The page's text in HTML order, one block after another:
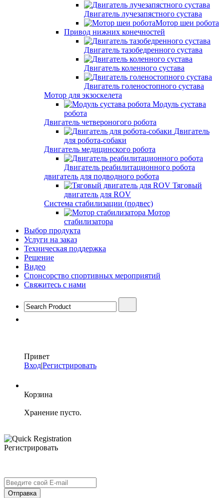
Двигатель лучезапястного сустава
Мотор шеи робота
Привод нижних конечностей
Двигатель тазобедренного сустава
Двигатель коленного сустава
Двигатель голеностопного сустава
Мотор для экзоскелета
Модуль сустава
робота
Двигатель четвероногого робота
Двигатель
для робота-собаки
Двигатель медицинского робота
Двигатель реабилитационного робота
двигатель для подводного робота
Тяговый
двигатель для ROV
Система стабилизации (подвес)
Мотор
стабилизатора
Выбор продукта
Услуги на заказ
Техническая поддержка
Решение
Видео
Спонсорство спортивных мероприятий
Свяжитесь с нами
Привет
Вход|Регистрировать
Корзина
Хранение пусто.
Регистрировать